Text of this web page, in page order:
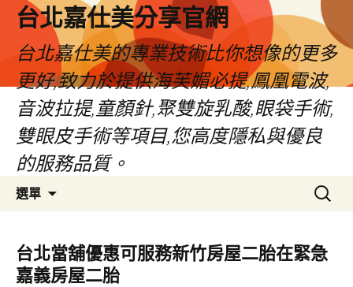
內
台北嘉仕美分享官網
台北嘉仕美的專業技術比你想像的更多
更好,致力於提供海芙媚必提,鳳凰電波,
音波拉提,童顏針,聚雙旋乳酸,眼袋手術,
雙眼皮手術等項目,您高度隱私與優良
的服務品質。
選單
搜
尋
鍵
字:
台北當舖優惠可服務新竹房屋二胎在緊急
嘉義房屋二胎